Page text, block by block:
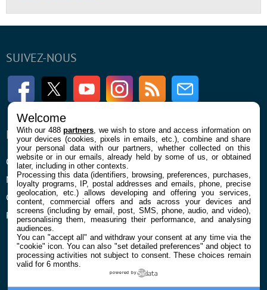
SUIVEZ-NOUS
FacebookTwitter Youtube InstagramRSS Newsletter
ENTREPRISE
Qui sommes nous
Mentions légales et CGU
Confidentialité et Cookies
Préférences cookies
À PROPOS
La rédaction
Contact
Welcome
With our 488partners , we wish to store and access information on
your devices (cookies, pixels in emails, etc.), combine and share
your personal data with our partners, whether collected on this
website or in our emails, already held by some of us, or obtained
later, including in other contexts.
Processing this data (identifiers, browsing, preferences, purchases,
loyalty programs, IP, postal addresses and emails, phone, precise
geolocation, etc.) allows developing and offering you services,
content, commercial offers and ads across your devices and
screens (including by email, post, SMS, phone, audio, and video),
personalising them, measuring their performance, and analysing
audiences.
You can "accept all" and withdraw your consent at any time via the
"cookie" icon. You can also "set detailed preferences" and object to
processing activities not subject to consent. These choices remain
valid for 6 months.
powered by